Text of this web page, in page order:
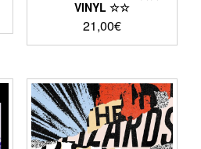
VINYL ☆☆
21,00€